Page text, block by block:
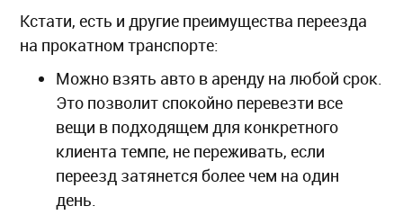
Кстати, есть и другие преимущества переезда
на прокатном транспорте:
Можно взять авто в аренду на любой срок.
Это позволит спокойно перевезти все
вещи в подходящем для конкретного
клиента темпе, не переживать, если
переезд затянется более чем на один
день.